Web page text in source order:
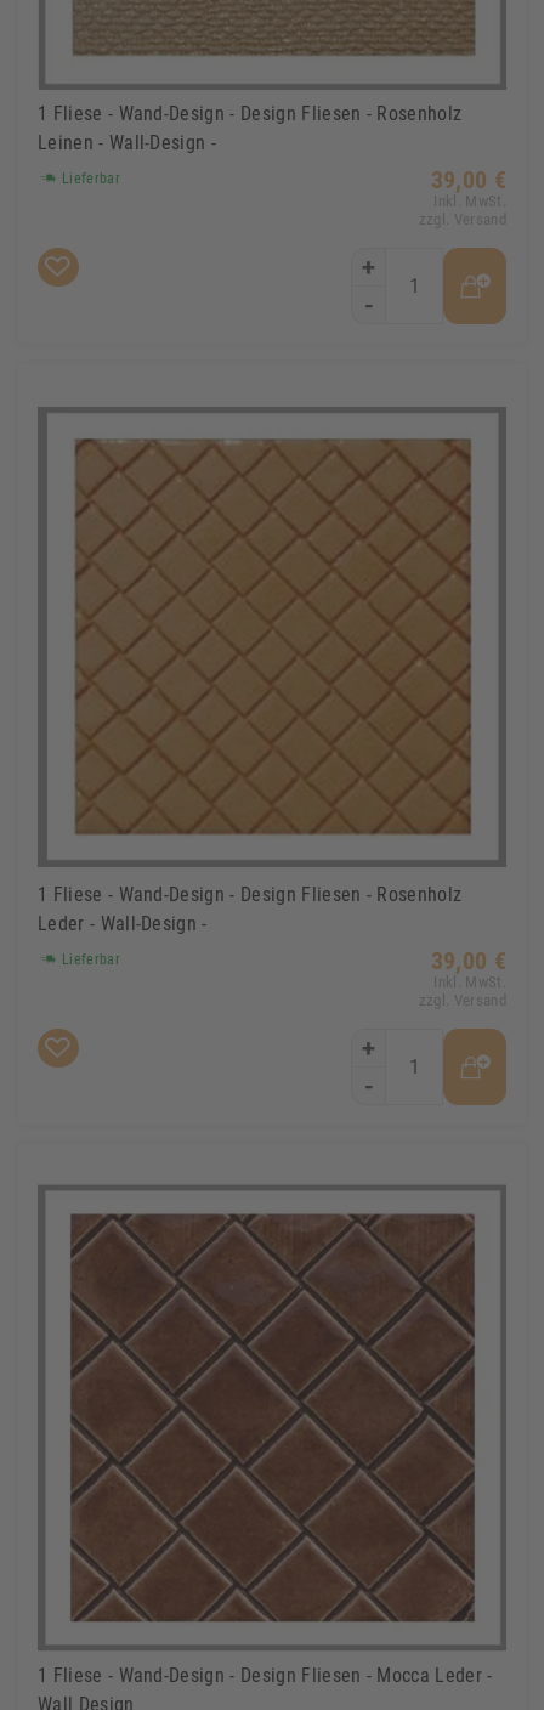
1 Fliese - Wand-Design - Design Fliesen - Rosenholz
Leinen - Wall-Design -
Lieferbar 39,00 €
Inkl. MwSt.
zzgl. Versand
+
-
1 Fliese - Wand-Design - Design Fliesen - Rosenholz
Leder - Wall-Design -
Lieferbar 39,00 €
Inkl. MwSt.
zzgl. Versand
+
-
1 Fliese - Wand-Design - Design Fliesen - Mocca Leder -
Wall Design